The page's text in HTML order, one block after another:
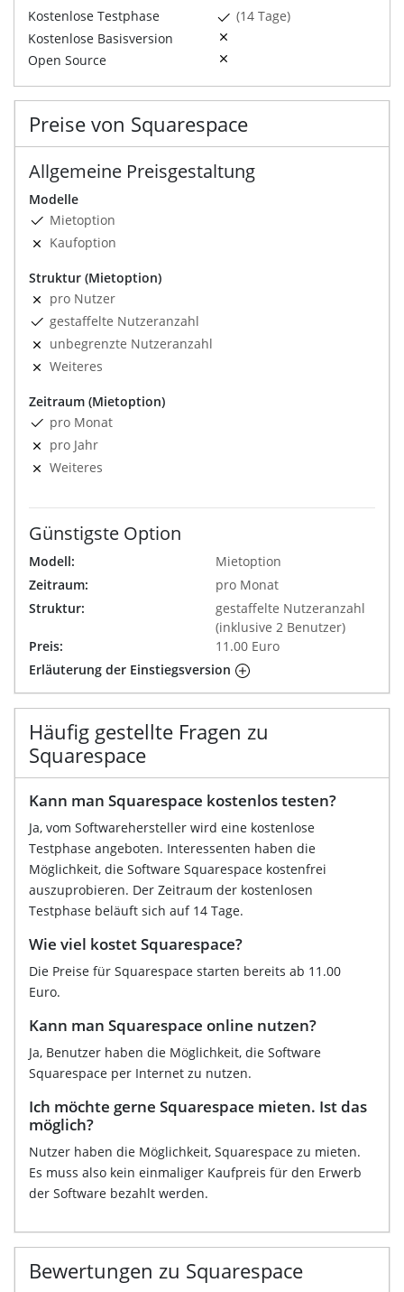
Kostenlose Testphase
(14 Tage)
Kostenlose Basisversion
Open Source
Preise von Squarespace
Allgemeine Preisgestaltung
Modelle
Mietoption
Kaufoption
Struktur (Mietoption)
pro Nutzer
gestaffelte Nutzeranzahl
unbegrenzte Nutzeranzahl
Weiteres
Zeitraum (Mietoption)
pro Monat
pro Jahr
Weiteres
Günstigste Option
Modell:
Mietoption
Zeitraum:
pro Monat
Struktur:
gestaffelte Nutzeranzahl
(inklusive 2 Benutzer)
Preis:
11.00 Euro
Erläuterung der Einstiegsversion
Häufig gestellte Fragen zu
Squarespace
Kann man Squarespace kostenlos testen?
Ja, vom Softwarehersteller wird eine kostenlose
Testphase angeboten. Interessenten haben die
Möglichkeit, die Software Squarespace kostenfrei
auszuprobieren. Der Zeitraum der kostenlosen
Testphase beläuft sich auf 14 Tage.
Wie viel kostet Squarespace?
Die Preise für Squarespace starten bereits ab 11.00
Euro.
Kann man Squarespace online nutzen?
Ja, Benutzer haben die Möglichkeit, die Software
Squarespace per Internet zu nutzen.
Ich möchte gerne Squarespace mieten. Ist das
möglich?
Nutzer haben die Möglichkeit, Squarespace zu mieten.
Es muss also kein einmaliger Kaufpreis für den Erwerb
der Software bezahlt werden.
Bewertungen zu Squarespace